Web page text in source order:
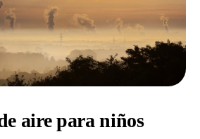
aire para niños